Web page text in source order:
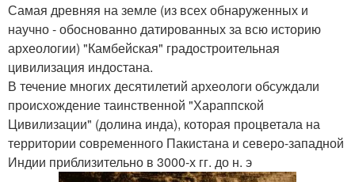
Самая древняя на земле (из всех обнаруженных и
научно - обоснованно датированных за всю историю
археологии) "Камбейская" градостроительная
цивилизация индостана.
В течение многих десятилетий археологи обсуждали
происхождение таинственной "Хараппской
Цивилизации" (долина инда), которая процветала на
территории современного Пакистана и северо-западной
Индии приблизительно в 3000-х гг. до н. э